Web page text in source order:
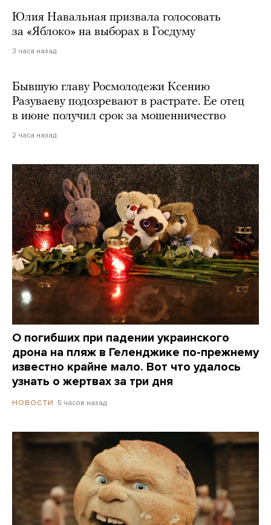
Юлия Навальная призвала голосовать
за «Яблоко» на выборах в Госдуму
3 часа назад
Бывшую главу Росмолодежи Ксению
Разуваеву подозревают в растрате. Ее отец
в июне получил срок за мошенничество
2 часа назад
О погибших при падении украинского
дрона на пляж в Геленджике по-прежнему
известно крайне мало. Вот что удалось
узнать о жертвах за три дня
НОВОСТИ 5 часов назад